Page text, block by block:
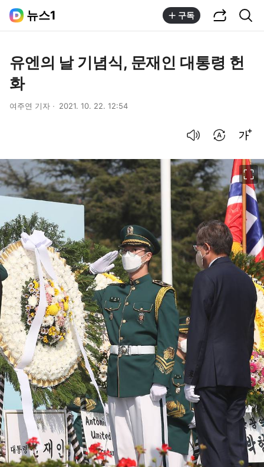
뉴스1 구독
유엔의 날 기념식, 문재인 대통령 헌
화
여주연 기자 2021. 10. 22. 12:54